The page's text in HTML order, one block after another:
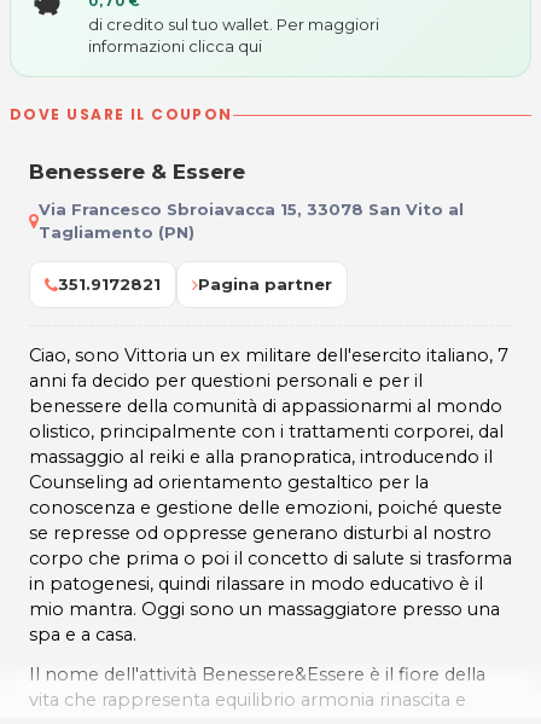
di credito sul tuo wallet. Per maggiori
informazioni clicca qui
DOVE USARE IL COUPON
Benessere & Essere
Via Francesco Sbroiavacca 15, 33078 San Vito al
Tagliamento (PN)
351.9172821 Pagina partner
Ciao, sono Vittoria un ex militare dell'esercito italiano, 7
anni fa decido per questioni personali e per il
benessere della comunità di appassionarmi al mondo
olistico, principalmente con i trattamenti corporei, dal
massaggio al reiki e alla pranopratica, introducendo il
Counseling ad orientamento gestaltico per la
conoscenza e gestione delle emozioni, poiché queste
se represse od oppresse generano disturbi al nostro
corpo che prima o poi il concetto di salute si trasforma
in patogenesi, quindi rilassare in modo educativo è il
mio mantra. Oggi sono un massaggiatore presso una
spa e a casa.
Il nome dell'attività Benessere&Essere è il fiore della
vita che rappresenta equilibrio armonia rinascita e